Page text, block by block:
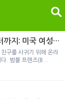
검
검색
까지: 미국 여성이
구를 사귀기 위해 온라
. 범블 프렌즈(B...